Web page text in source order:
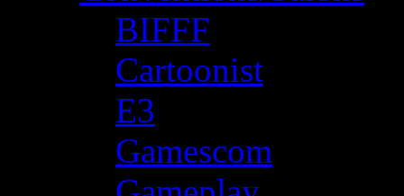
BIFFF
Cartoonist
E3
Gamescom